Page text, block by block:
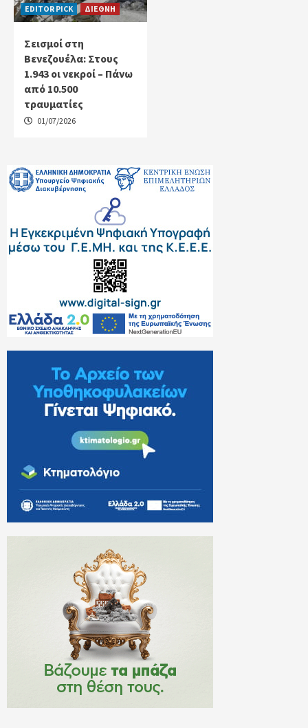
EDITOR PICK ΔΙΕΘΝΗ
Σεισμοί στη
Βενεζουέλα: Στους
1.943 οι νεκροί – Πάνω
από 10.500
τραυματίες
01/07/2026